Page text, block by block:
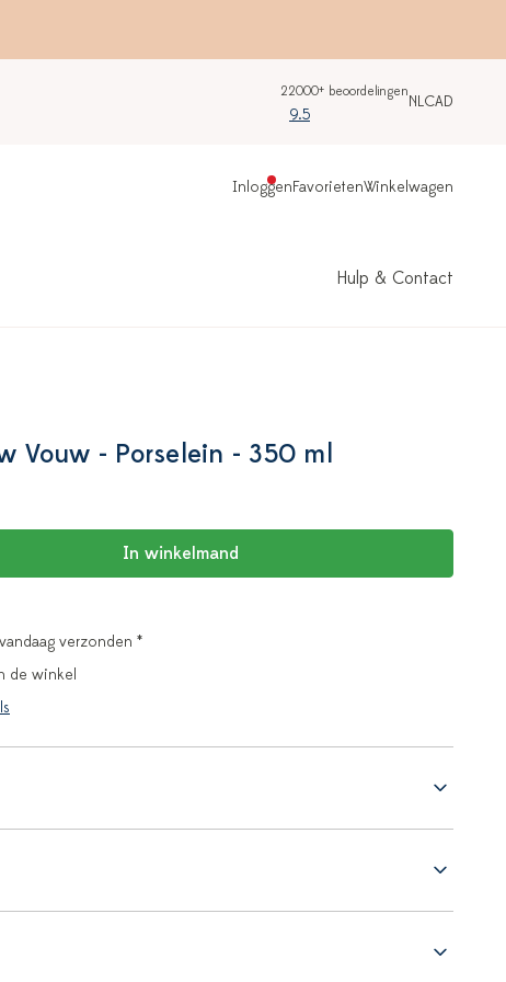
22000+ beoordelingen
9.5
NLCAD
InloggenFavorietenWinkelwagen
Hulp & Contact
Vouw - Porselein - 350 ml
In winkelmand
verzonden *
de winkel